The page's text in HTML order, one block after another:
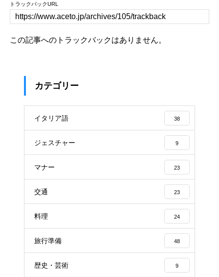
トラックバックURL
この記事へのトラックバックはありません。
カテゴリー
イタリア語 38
ジェスチャー 9
マナー 23
交通 23
料理 24
旅行準備 48
歴史・芸術 9